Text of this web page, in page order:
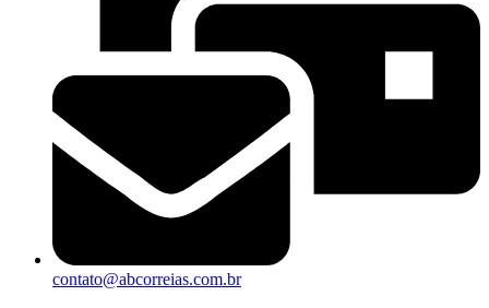
contato@abcorreias.com.br